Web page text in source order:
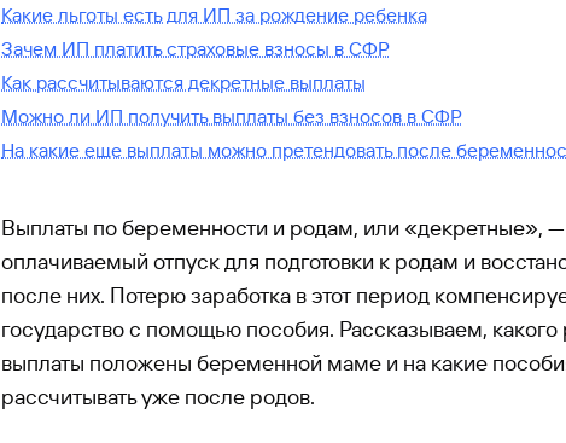
Какие льготы есть для ИП за рождение ребенка
Зачем ИП платить страховые взносы в СФР
Как рассчитываются декретные выплаты
Можно ли ИП получить выплаты без взносов в СФР
На какие еще выплаты можно претендовать после
Выплаты по беременности и родам, или «декретные», —
оплачиваемый отпуск для подготовки к родам и
после них. Потерю заработка в этот период
государство с помощью пособия. Рассказываем,
выплаты положены беременной маме и на какие
рассчитывать уже после родов.